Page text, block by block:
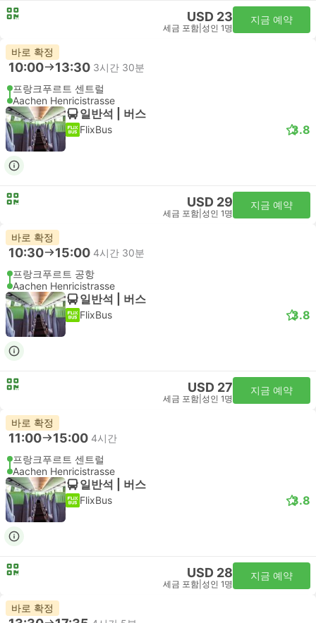
USD 23
세금 포함 성인 1명
지금 예약
바로 확정
10:00 13:30 3시간 30분
프랑크푸르트 센트럴
Aachen Henricistrasse
일반석 | 버스
FlixBus 3.8
USD 29
세금 포함 성인 1명
지금 예약
바로 확정
10:30 15:00 4시간 30분
프랑크푸르트 공항
Aachen Henricistrasse
일반석 | 버스
FlixBus 3.8
USD 27
세금 포함 성인 1명
지금 예약
바로 확정
11:00 15:00 4시간
프랑크푸르트 센트럴
Aachen Henricistrasse
일반석 | 버스
FlixBus 3.8
USD 28
세금 포함 성인 1명
지금 예약
바로 확정